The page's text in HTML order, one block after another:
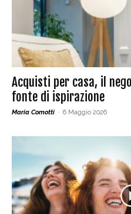
Acquisti per casa, il
fonte di ispirazione
Maria Comotti - 6 Maggio 2026